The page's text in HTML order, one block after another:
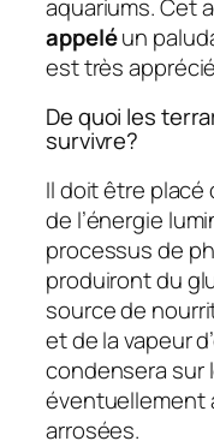
aquariums. Cet
appeléun
est très
De quoi les
survivre?
Il doit être
de l’énergie
processus de
produiront du
source de
et de la vapeur
condensera
éventuellement
arrosées.